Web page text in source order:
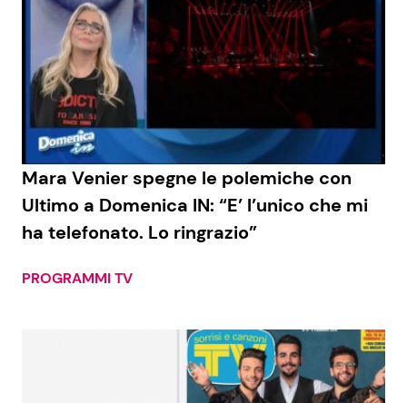
Mara Venier spegne le polemiche con
Ultimo a Domenica IN: “E’ l’unico che mi
ha telefonato. Lo ringrazio”
PROGRAMMI TV